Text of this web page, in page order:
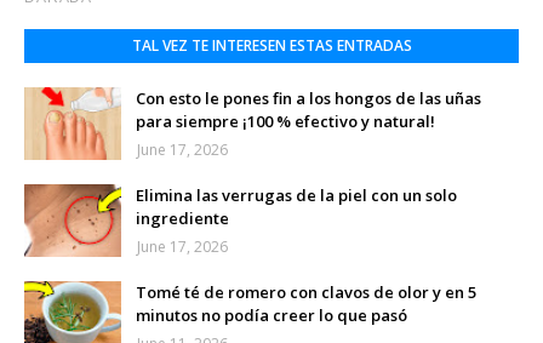
TAL VEZ TE INTERESEN ESTAS ENTRADAS
Con esto le pones fin a los hongos de las uñas
para siempre ¡100 % efectivo y natural!
June 17, 2026
Elimina las verrugas de la piel con un solo
ingrediente
June 17, 2026
Tomé té de romero con clavos de olor y en 5
minutos no podía creer lo que pasó